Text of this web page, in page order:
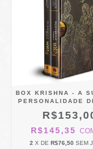
BOX KRISHNA - A
PERSONALIDADE
R$145,35
2 X DE R$76,50 SEM